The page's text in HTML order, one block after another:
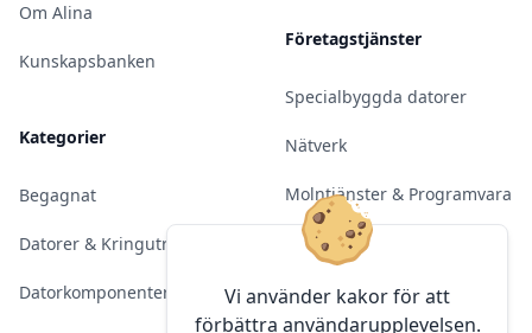
Vi använder kakor för att
förbättra användarupplevelsen.
Om Alina
Kunskapsbanken
Kategorier
Begagnat
Datorer & Kringutrustning
Datorkomponenter
Företagstjänster
Specialbyggda datorer
Nätverk
Molntjänster & Programvara
Server & Backup
Kameraövervakning